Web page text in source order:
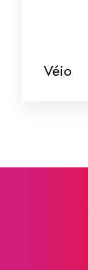
Véio